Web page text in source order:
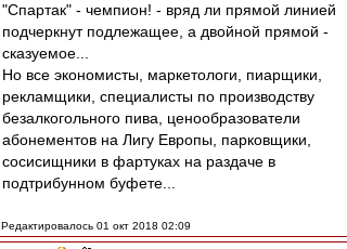
"Спартак" - чемпион! - вряд ли прямой линией
подчеркнут подлежащее, а двойной прямой -
сказуемое...
Но все экономисты, маркетологи, пиарщики,
рекламщики, специалисты по производству
безалкогольного пива, ценообразователи
абонементов на Лигу Европы, парковщики,
сосисищники в фартуках на раздаче в
подтрибунном буфете...
Редактировалось 01 окт 2018 02:09